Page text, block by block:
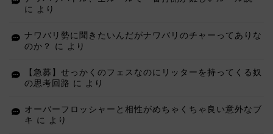
に より
ナワバリ勢に聞きたいんだがナワバリのチャーってありな
のか？
に より
【急募】せっかくのフェスなのにリッターを持ってくる奴
の思考回路 に より
オーバーフロッシャーと相性がめちゃくちゃ良い意外なブ
キ に より